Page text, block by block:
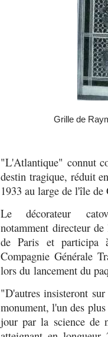
Grille de
"L'Atlantique" connut
destin tragique, réduit
1933 au large de l'île de
Le décorateur
notamment directeur
de Paris et participa
Compagnie Générale
lors du lancement du
"D'autres insisteront
monument, l'un des
jour par la science de